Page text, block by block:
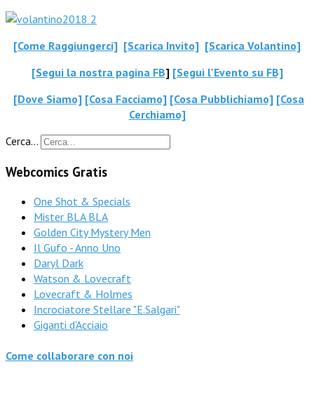
[Come Raggiungerci] [Scarica Invito] [Scarica Volantino]
[Segui la nostra pagina FB] [Segui l'Evento su FB]
[Dove Siamo] [Cosa Facciamo] [Cosa Pubblichiamo] [Cosa
Cerchiamo]
Cerca...
Webcomics Gratis
One Shot & Specials
Mister BLA BLA
Golden City Mystery Men
Il Gufo - Anno Uno
Daryl Dark
Watson & Lovecraft
Lovecraft & Holmes
Incrociatore Stellare "E.Salgari"
Giganti d'Acciaio
Come collaborare con noi